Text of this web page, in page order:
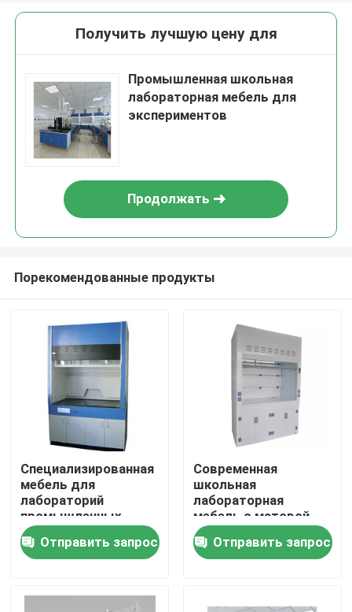
Дома
О Компании
Получить лучшую цену для
Промышленная школьная
лабораторная мебель для
экспериментов
Продолжать
Порекомендованные продукты
Специализированная
мебель для
лабораторий
промышленных
школ с матовой
поверхностью
Отправить запрос
Современная
школьная
лабораторная
мебель с матовой
поверхностью
Отправить запрос